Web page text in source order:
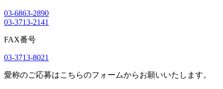
03-6863-2890
03-3713-2141
FAX番号
03-3713-8021
愛称のご応募はこちらのフォームからお願いいたします。